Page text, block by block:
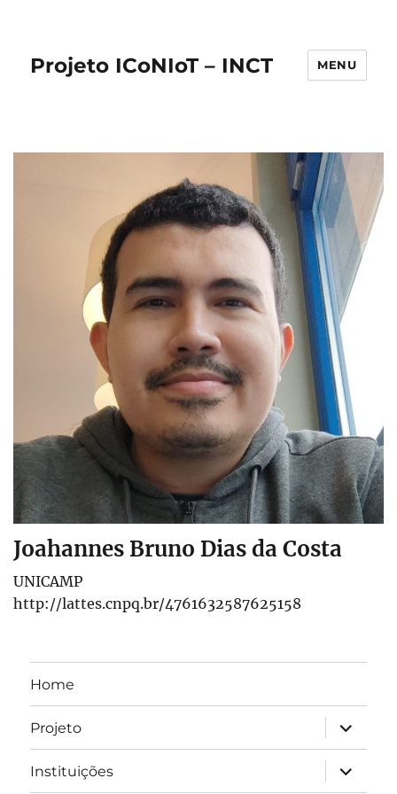
Projeto ICoNIoT – INCT MENU
Joahannes Bruno Dias da Costa
UNICAMP
http://lattes.cnpq.br/4761632587625158
Home
Projeto
expandir
Instituições
expandir